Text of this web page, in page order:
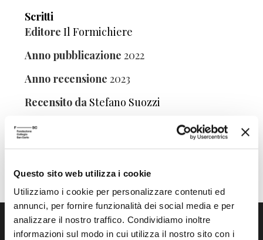
Questo sito web utilizza i cookie
Utilizziamo i cookie per personalizzare contenuti ed
annunci, per fornire funzionalità dei social media e per
analizzare il nostro traffico. Condividiamo inoltre
informazioni sul modo in cui utilizza il nostro sito con i
Scritti
Editore Il Formichiere
Anno pubblicazione 2022
Anno recensione 2023
Recensito da Stefano Suozzi